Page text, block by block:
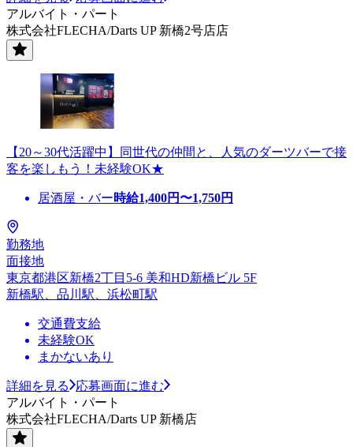
アルバイト・パート
株式会社FLECHA/Darts UP 新橋2号店店
【20～30代活躍中】同世代の仲間と、人気のダーツバーで接
客を楽しもう！未経験OK★
居酒屋・バー時給1,400円〜1,750円
勤務地
面接地
東京都港区新橋2丁目5-6 美和HD新橋ビル 5F
新橋駅、品川駅、浜松町駅
交通費支給
未経験OK
まかないあり
詳細を見る
応募画面に進む
アルバイト・パート
株式会社FLECHA/Darts UP 新橋店